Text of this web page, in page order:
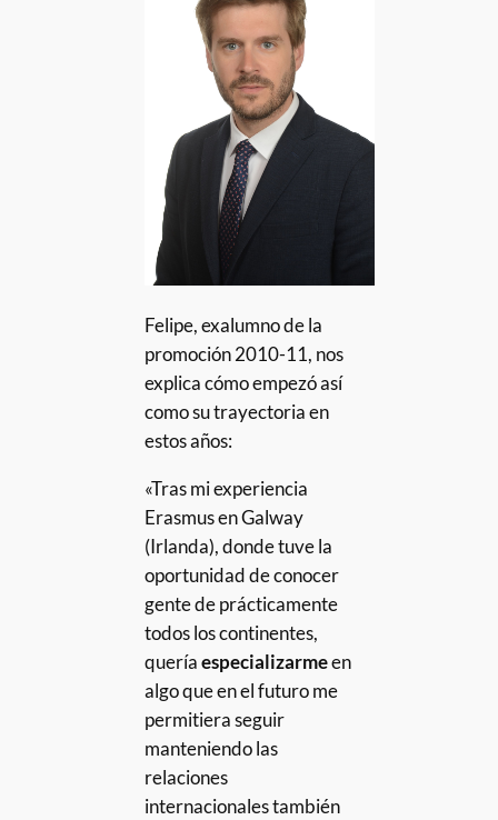
Felipe, exalumno de la
promoción 2010-11, nos
explica cómo empezó así
como su trayectoria en
estos años:
«Tras mi experiencia
Erasmus en Galway
(Irlanda), donde tuve la
oportunidad de conocer
gente de prácticamente
todos los continentes,
queríaespecializarmeen
algo que en el futuro me
permitiera seguir
manteniendo las
relaciones
internacionales también